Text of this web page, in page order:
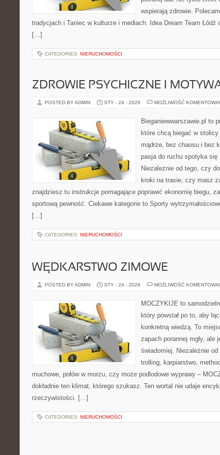
wspierają zdrowie.
tradycjach i Taniec w kulturze i mediach. Idea Dream Team
[…]
CATEGORIES: NIERUCHOMOŚCI
ZDROWIE PSYCHICZNE I
POSTED BY ADMIN STY - 24 - 2026 MOŻLIWOŚĆ
Bieganiewwarszawie.pl to
które chcą biegać w
mądrze, bez chaosu i bez
pasja do ruchu spotyka
Niezależnie od tego, czy
kroki na trasie, czy masz
znajdziesz tu instrukcje pomagające poprawić ekonomię biegu,
sportową pewność. Ciekawe kategorie to Sporty
[…]
CATEGORIES: NIERUCHOMOŚCI
WĘDKARSTWO ZIMOWE
POSTED BY ADMIN STY - 24 - 2026 MOŻLIWOŚĆ
MOCZYKIJE to
który powstał po to, aby
konkretną wiedzą. To
zapach porannej mgły, ale
świadomiej. Niezależnie
trolling, karpiarstwo,
muchowe, połów w morzu, czy może podlodowe wyprawy –
dokładnie ten klimat, którego szukasz. Ten wortal nie udaje
rzeczywistości. […]
CATEGORIES: NIERUCHOMOŚCI